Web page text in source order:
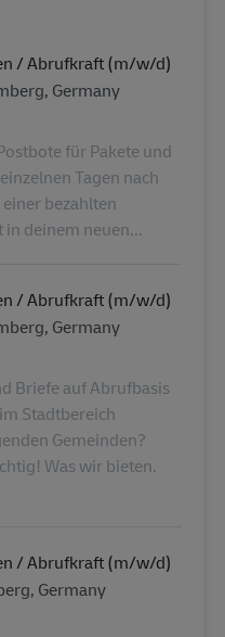
/ Abrufkraft (m/w/d)
Germany
für Pakete und
Tagen nach
bezahlten
deinem neuen...
/ Abrufkraft (m/w/d)
Germany
Briefe auf Abrufbasis
Stadtbereich
Gemeinden?
Was wir bieten.
/ Abrufkraft (m/w/d)
Germany